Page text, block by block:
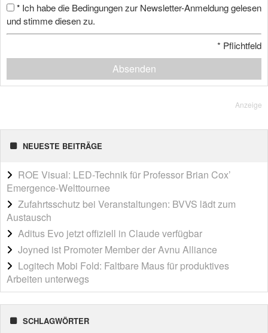
* Ich habe die Bedingungen zur Newsletter-Anmeldung gelesen
und stimme diesen zu.
* Pflichtfeld
Absenden
Anzeige
NEUESTE BEITRÄGE
ROE Visual: LED-Technik für Professor Brian Cox’
Emergence-Welttournee
Zufahrtsschutz bei Veranstaltungen: BVVS lädt zum
Austausch
Aditus Evo jetzt offiziell in Claude verfügbar
Joyned ist Promoter Member der Avnu Alliance
Logitech Mobi Fold: Faltbare Maus für produktives
Arbeiten unterwegs
SCHLAGWÖRTER